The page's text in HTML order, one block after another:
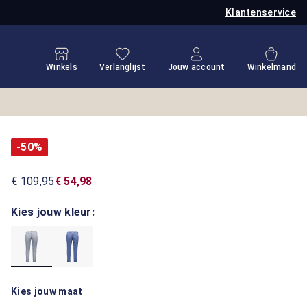
Klantenservice
Winkels
Je hebt 0 items op je verlanglijstje
Verlanglijst Jouw account Winkelmand
-50%
€ 109,95€ 54,98
Kies jouw kleur:
Kies jouw maat